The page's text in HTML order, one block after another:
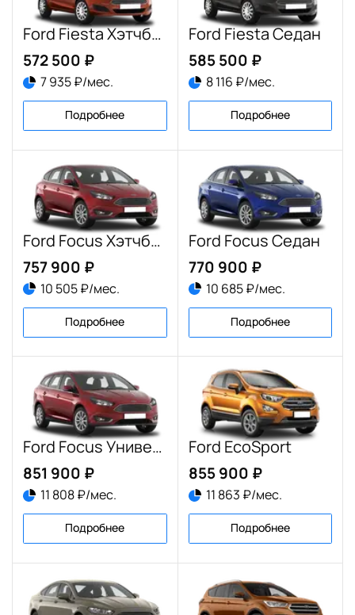
Ford Fiesta Хэтчбек
572 500 ₽
7 935 ₽/мес.
Подробнее
Ford Fiesta Седан
585 500 ₽
8 116 ₽/мес.
Подробнее
Ford Focus Хэтчбек
757 900 ₽
10 505 ₽/мес.
Подробнее
Ford Focus Седан
770 900 ₽
10 685 ₽/мес.
Подробнее
Ford Focus Универсал
851 900 ₽
11 808 ₽/мес.
Подробнее
Ford EcoSport
855 900 ₽
11 863 ₽/мес.
Подробнее